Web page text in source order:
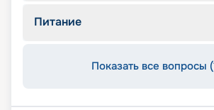
Питание
Показать все вопросы